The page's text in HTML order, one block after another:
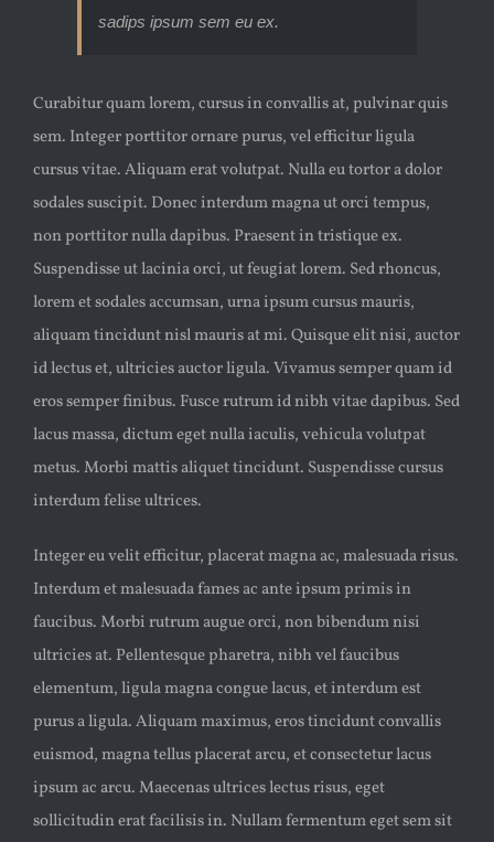
sadips ipsum sem eu ex.
Curabitur quam lorem, cursus in convallis at, pulvinar quis
sem. Integer porttitor ornare purus, vel efficitur ligula
cursus vitae. Aliquam erat volutpat. Nulla eu tortor a dolor
sodales suscipit. Donec interdum magna ut orci tempus,
non porttitor nulla dapibus. Praesent in tristique ex.
Suspendisse ut lacinia orci, ut feugiat lorem. Sed rhoncus,
lorem et sodales accumsan, urna ipsum cursus mauris,
aliquam tincidunt nisl mauris at mi. Quisque elit nisi, auctor
id lectus et, ultricies auctor ligula. Vivamus semper quam id
eros semper finibus. Fusce rutrum id nibh vitae dapibus. Sed
lacus massa, dictum eget nulla iaculis, vehicula volutpat
metus. Morbi mattis aliquet tincidunt. Suspendisse cursus
interdum felise ultrices.
Integer eu velit efficitur, placerat magna ac, malesuada risus.
Interdum et malesuada fames ac ante ipsum primis in
faucibus. Morbi rutrum augue orci, non bibendum nisi
ultricies at. Pellentesque pharetra, nibh vel faucibus
elementum, ligula magna congue lacus, et interdum est
purus a ligula. Aliquam maximus, eros tincidunt convallis
euismod, magna tellus placerat arcu, et consectetur lacus
ipsum ac arcu. Maecenas ultrices lectus risus, eget
sollicitudin erat facilisis in. Nullam fermentum eget sem sit